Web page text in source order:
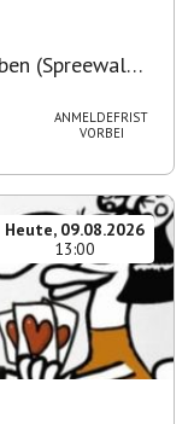
(Spreewald),
ANMELDEFRIST
VORBEI
Heute, 09.08.2026
13:00